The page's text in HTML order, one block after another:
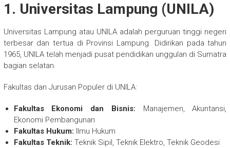
1. Universitas Lampung (UNILA)
Universitas Lampung atau UNILA adalah perguruan tinggi negeri
terbesar dan tertua di Provinsi Lampung. Didirikan pada tahun
1965, UNILA telah menjadi pusat pendidikan unggulan di Sumatra
bagian selatan.
Fakultas dan Jurusan Populer di UNILA:
Fakultas Ekonomi dan Bisnis: Manajemen, Akuntansi,
Ekonomi Pembangunan
Fakultas Hukum: Ilmu Hukum
Fakultas Teknik: Teknik Sipil, Teknik Elektro, Teknik Geodesi